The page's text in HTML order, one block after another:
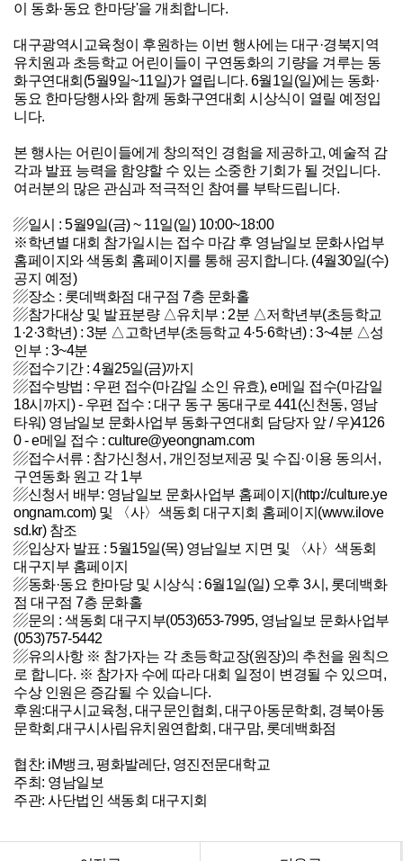
이 동화·동요 한마당'을 개최합니다.
대구광역시교육청이 후원하는 이번 행사에는 대구·경북지역
유치원과 초등학교 어린이들이 구연동화의 기량을 겨루는 동
화구연대회(5월9일~11일)가 열립니다. 6월1일(일)에는 동화·
동요 한마당행사와 함께 동화구연대회 시상식이 열릴 예정입
니다.
본 행사는 어린이들에게 창의적인 경험을 제공하고, 예술적 감
각과 발표 능력을 함양할 수 있는 소중한 기회가 될 것입니다.
여러분의 많은 관심과 적극적인 참여를 부탁드립니다.
▨일시 : 5월9일(금) ~ 11일(일) 10:00~18:00
※학년별 대회 참가일시는 접수 마감 후 영남일보 문화사업부
홈페이지와 색동회 홈페이지를 통해 공지합니다. (4월30일(수)
공지 예정)
▨장소 : 롯데백화점 대구점 7층 문화홀
▨참가대상 및 발표분량 △유치부 : 2분 △저학년부(초등학교
1·2·3학년) : 3분 △고학년부(초등학교 4·5·6학년) : 3~4분 △성
인부 : 3~4분
▨접수기간 : 4월25일(금)까지
▨접수방법 : 우편 접수(마감일 소인 유효), e메일 접수(마감일
18시까지) - 우편 접수 : 대구 동구 동대구로 441(신천동, 영남
타워) 영남일보 문화사업부 동화구연대회 담당자 앞 / 우)4126
0 - e메일 접수 : culture@yeongnam.com
▨접수서류 : 참가신청서, 개인정보제공 및 수집·이용 동의서,
구연동화 원고 각 1부
▨신청서 배부: 영남일보 문화사업부 홈페이지(http://culture.ye
ongnam.com)및 〈사〉색동회 대구지회 홈페이지(www.ilove
sd.kr)참조
▨입상자 발표 : 5월15일(목) 영남일보 지면 및 〈사〉색동회
대구지부 홈페이지
▨동화·동요 한마당 및 시상식 : 6월1일(일) 오후 3시, 롯데백화
점 대구점 7층 문화홀
▨문의 : 색동회 대구지부(053)653-7995, 영남일보 문화사업부
(053)757-5442
▨유의사항 ※ 참가자는 각 초등학교장(원장)의 추천을 원칙으
로 합니다. ※ 참가자 수에 따라 대회 일정이 변경될 수 있으며,
수상 인원은 증감될 수 있습니다.
후원:대구시교육청, 대구문인협회, 대구아동문학회, 경북아동
문학회,대구시사립유치원연합회, 대구맘, 롯데백화점
협찬: iM뱅크, 평화발레단, 영진전문대학교
주최: 영남일보
주관: 사단법인 색동회 대구지회